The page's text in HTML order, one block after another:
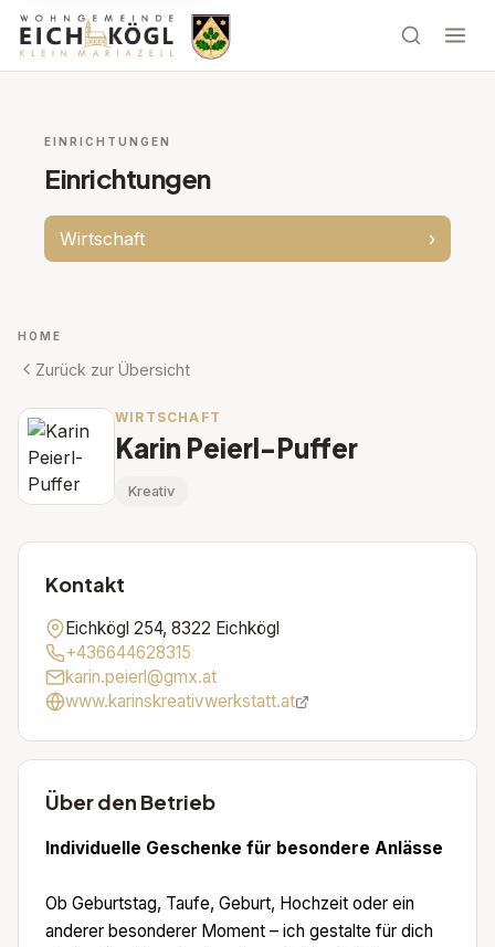
EINRICHTUNGEN
Einrichtungen
Wirtschaft ›
HOME
Zurück zur Übersicht
WIRTSCHAFT
Karin Peierl-Puffer
Kreativ
Kontakt
Eichkögl 254, 8322 Eichkögl
+436644628315
karin.peierl@gmx.at
www.karinskreativwerkstatt.at
Über den Betrieb
Individuelle Geschenke für besondere Anlässe
Ob Geburtstag, Taufe, Geburt, Hochzeit oder ein
anderer besonderer Moment – ich gestalte für dich